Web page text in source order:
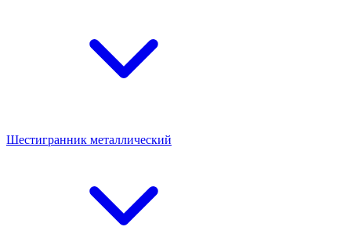
Шестигранник металлический